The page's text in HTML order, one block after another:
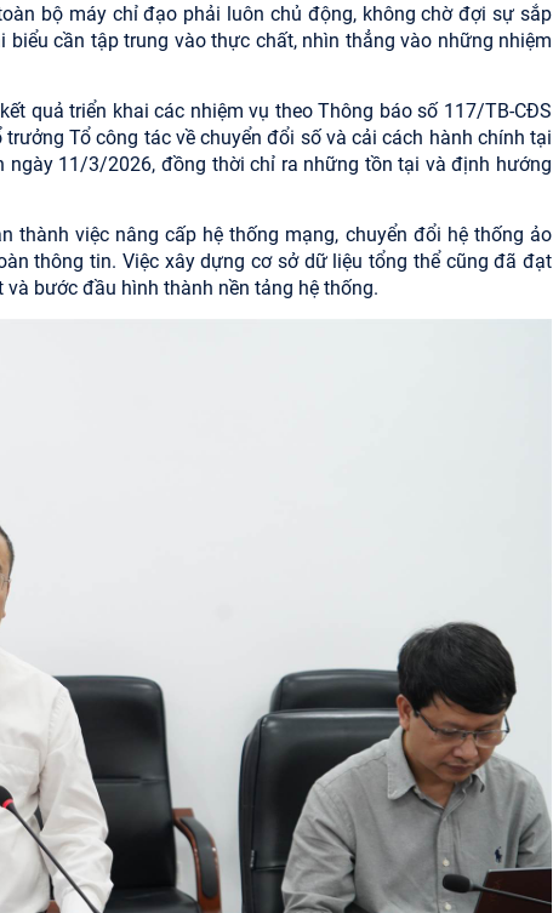
bộ máy chỉ đạo phải luôn chủ động, không chờ đợi sự sắp
cần tập trung vào thực chất, nhìn thẳng vào những nhiệm
quả triển khai các nhiệm vụ theo Thông báo số 117/TB-CĐS
Tổ công tác về chuyển đổi số và cải cách hành chính tại
ngày 11/3/2026, đồng thời chỉ ra những tồn tại và định hướng
thành việc nâng cấp hệ thống mạng, chuyển đổi hệ thống ảo
thông tin. Việc xây dựng cơ sở dữ liệu tổng thể cũng đã đạt
bước đầu hình thành nền tảng hệ thống.